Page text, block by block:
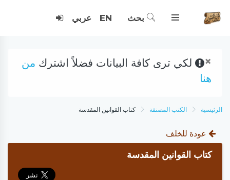
بحث EN عربي
× لكي ترى كافة البيانات فضلاً اشترك من
هنا
الرئيسية الكتب المصنفة كتاب القوانين المقدسة
عودة للخلف
كتاب القوانين المقدسة